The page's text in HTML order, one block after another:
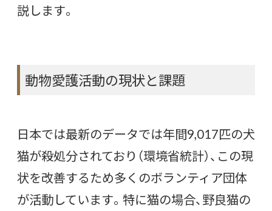
説します。
動物愛護活動の現状と課題
日本では最新のデータでは年間9,017匹の犬
猫が殺処分されており（環境省統計）、この現
状を改善するため多くのボランティア団体
が活動しています。特に猫の場合、野良猫の